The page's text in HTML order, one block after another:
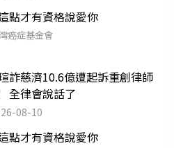
點才有資格說愛你
癌症基金會
詐慈濟10.6億遭起訴重創律師
律會說話了
08-10
點才有資格說愛你